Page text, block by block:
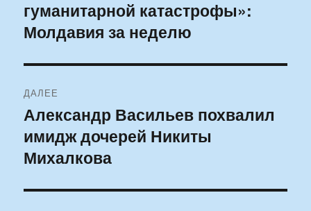
гуманитарной катастрофы»:
Молдавия за неделю
ДАЛЕЕ
Следующая
запись:
Александр Васильев похвалил
имидж дочерей Никиты
Михалкова